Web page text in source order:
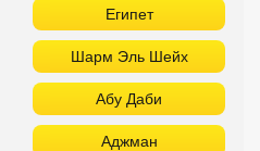
Египет
Шарм Эль Шейх
Абу Даби
Аджман